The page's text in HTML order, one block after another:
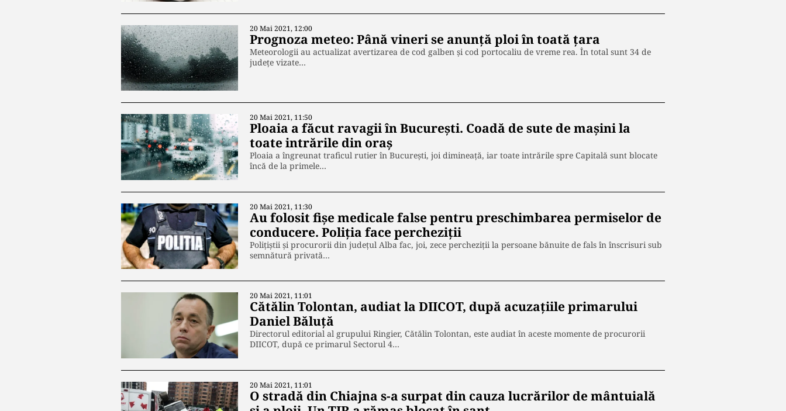
20 Mai 2021, 12:00
Prognoza meteo: Până vineri se anunță ploi în toată țara
Meteorologii au actualizat avertizarea de cod galben şi cod portocaliu de vreme rea. În total sunt 34 de
județe vizate…
20 Mai 2021, 11:50
Ploaia a făcut ravagii în București. Coadă de sute de mașini la
toate intrările din oraș
Ploaia a îngreunat traficul rutier în București, joi dimineață, iar toate intrările spre Capitală sunt blocate
încă de la primele…
20 Mai 2021, 11:30
Au folosit fişe medicale false pentru preschimbarea permiselor de
conducere. Poliția face percheziții
Poliţiştii şi procurorii din judeţul Alba fac, joi, zece percheziţii la persoane bănuite de fals în înscrisuri sub
semnătură privată…
20 Mai 2021, 11:01
Cătălin Tolontan, audiat la DIICOT, după acuzațiile primarului
Daniel Băluță
Directorul editorial al grupului Ringier, Cătălin Tolontan, este audiat în aceste momente de procurorii
DIICOT, după ce primarul Sectorul 4…
20 Mai 2021, 11:01
O stradă din Chiajna s-a surpat din cauza lucrărilor de mântuială